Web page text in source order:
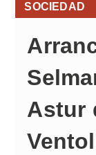
SOCIEDAD
Astur